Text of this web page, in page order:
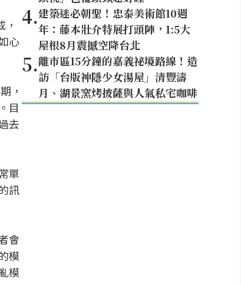
心
，
目
去
單
訊
會
模
模
4.建築迷必朝聖！忠泰美術館10週
年：藤本壯介特展打頭陣，1:5大
屋根8月震撼空降台北
5.離市區15分鐘的嘉義祕境路線！造
訪「台版神隱少女湯屋」清豐濤
月、湖景窯烤披薩與人氣私宅咖啡